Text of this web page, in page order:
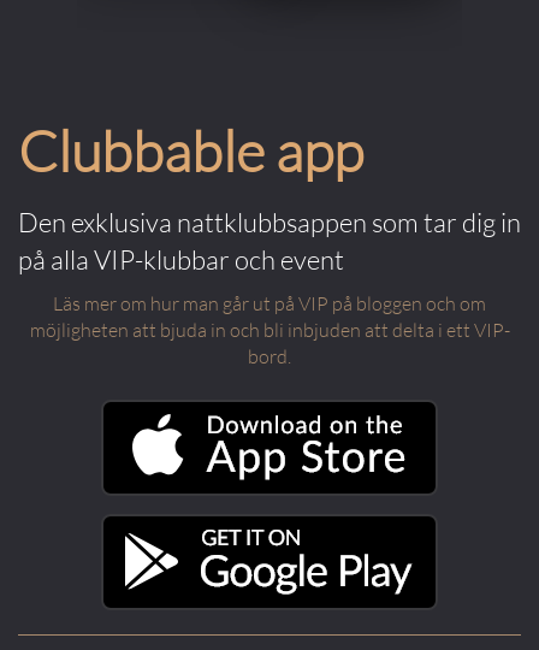
Clubbable app
Den exklusiva nattklubbsappen som tar dig in
på alla VIP-klubbar och event
Läs mer om hur man går ut på VIP på bloggen och om
möjligheten att bjuda in och bli inbjuden att delta i ett VIP-
bord.